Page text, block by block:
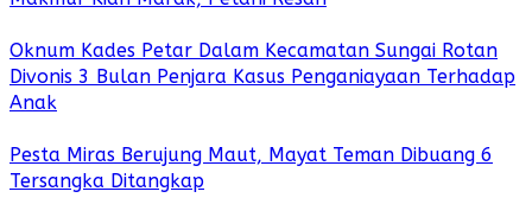
Oknum Kades Petar Dalam Kecamatan Sungai Rotan
Divonis 3 Bulan Penjara Kasus Penganiayaan Terhadap
Anak
Pesta Miras Berujung Maut, Mayat Teman Dibuang 6
Tersangka Ditangkap